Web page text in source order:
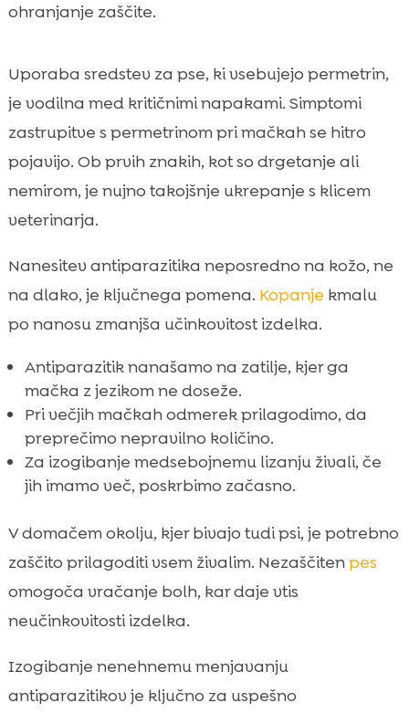
ohranjanje zaščite.
Uporaba sredstev za pse, ki vsebujejo permetrin,
je vodilna med kritičnimi napakami. Simptomi
zastrupitve s permetrinom pri mačkah se hitro
pojavijo. Ob prvih znakih, kot so drgetanje ali
nemirom, je nujno takojšnje ukrepanje s klicem
veterinarja.
Nanesitev antiparazitika neposredno na kožo, ne
na dlako, je ključnega pomena. Kopanje kmalu
po nanosu zmanjša učinkovitost izdelka.
Antiparazitik nanašamo na zatilje, kjer ga
mačka z jezikom ne doseže.
Pri večjih mačkah odmerek prilagodimo, da
preprečimo nepravilno količino.
Za izogibanje medsebojnemu lizanju živali, če
jih imamo več, poskrbimo začasno.
V domačem okolju, kjer bivajo tudi psi, je potrebno
zaščito prilagoditi vsem živalim. Nezaščitenpes
omogoča vračanje bolh, kar daje vtis
neučinkovitosti izdelka.
Izogibanje nenehnemu menjavanju
antiparazitikov je ključno za uspešno